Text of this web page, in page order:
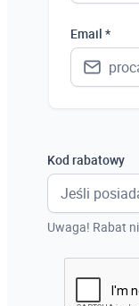
Email *
Kod rabatowy
Uwaga! Rabat
Niemcy
Wielka
Włochy
Francja
Szwecja
Holandia
Czechy